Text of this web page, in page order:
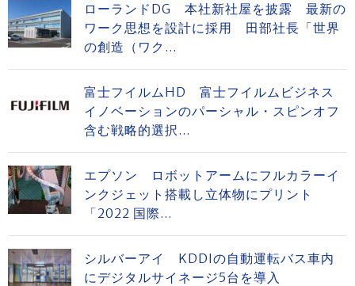
ローランドDG 本社新社屋を披露 最新の
ワーク思想を設計に採用 田部社長「世界
の創造（ワク...
富士フイルムHD 富士フイルムビジネス
イノベーションのパーシャル・スピンオフ
含む戦略的選択...
エプソン ロボットアームにフルカラーイ
ンクジェット搭載し立体物にプリント
「2022 国際...
シルバーアイ KDDIの自動運転バス車内
にデジタルサイネージ5台を導入